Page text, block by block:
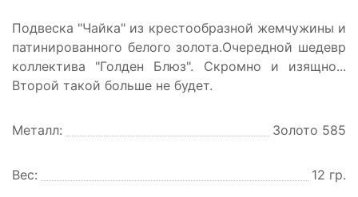
Подвеска "Чайка" из крестообразной жемчужины и
патинированного белого золота.Очередной шедевр
коллектива "Голден Блюз". Скромно и изящно...
Второй такой больше не будет.
Металл: Золото 585
Вес: 12 гр.